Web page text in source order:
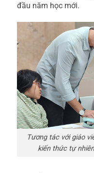
đầu năm học mới.
Tương tác với giáo
kiến thức tự